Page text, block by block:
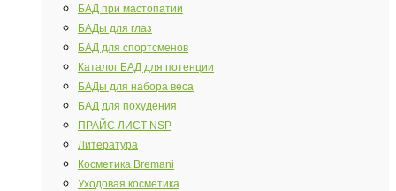
БАД при мастопатии
БАДы для глаз
БАД для спортсменов
Каталог БАД для потенции
БАДы для набора веса
БАД для похудения
ПРАЙС ЛИСТ NSP
Литература
Косметика Bremani
Уходовая косметика